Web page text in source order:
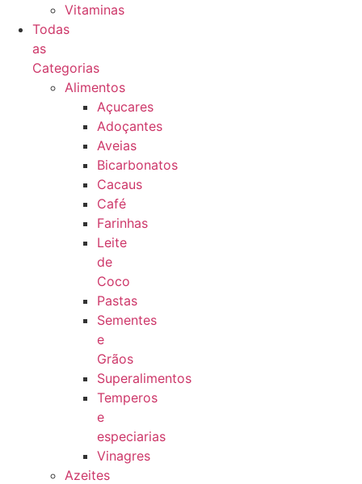
Vitaminas
Todas
as
Categorias
Alimentos
Açucares
Adoçantes
Aveias
Bicarbonatos
Cacaus
Café
Farinhas
Leite
de
Coco
Pastas
Sementes
e
Grãos
Superalimentos
Temperos
e
especiarias
Vinagres
Azeites